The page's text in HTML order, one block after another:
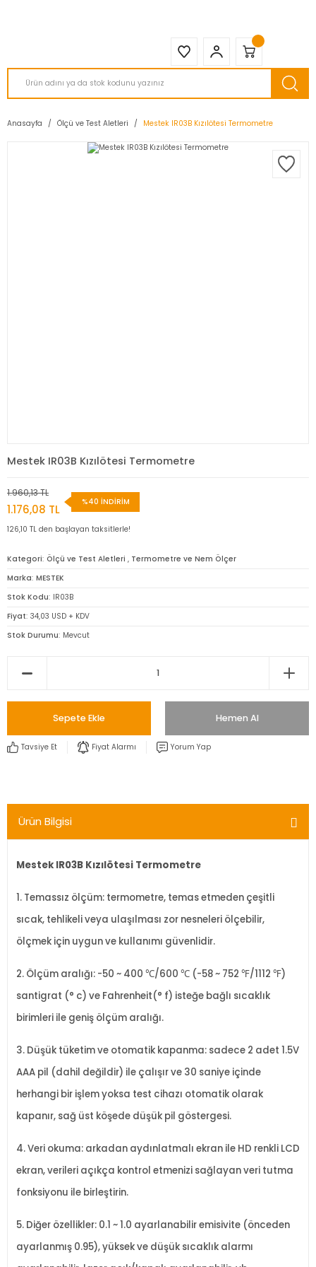
Anasayfa Ölçü ve Test Aletleri Mestek IR03B Kızılötesi Termometre
Mestek IR03B Kızılötesi Termometre
1.960,13 TL
1.176,08 TL
%40 İNDİRİM
126,10 TL den başlayan taksitlerle!
Kategori Ölçü ve Test Aletleri , Termometre ve Nem Ölçer
Marka MESTEK
Stok Kodu IR03B
Fiyat 34,03 USD + KDV
Stok Durumu Mevcut
Sepete Ekle Hemen Al
Tavsiye Et Fiyat Alarmı Yorum Yap
Ürün Bilgisi
Mestek IR03B Kızılötesi Termometre
1. Temassız ölçüm: termometre, temas etmeden çeşitli
sıcak, tehlikeli veya ulaşılması zor nesneleri ölçebilir,
ölçmek için uygun ve kullanımı güvenlidir.
2. Ölçüm aralığı: -50 ~ 400 ℃/600 ℃ (-58 ~ 752 ℉/1112 ℉)
santigrat (° c) ve Fahrenheit(° f) isteğe bağlı sıcaklık
birimleri ile geniş ölçüm aralığı.
3. Düşük tüketim ve otomatik kapanma: sadece 2 adet 1.5V
AAA pil (dahil değildir) ile çalışır ve 30 saniye içinde
herhangi bir işlem yoksa test cihazı otomatik olarak
kapanır, sağ üst köşede düşük pil göstergesi.
4. Veri okuma: arkadan aydınlatmalı ekran ile HD renkli LCD
ekran, verileri açıkça kontrol etmenizi sağlayan veri tutma
fonksiyonu ile birleştirin.
5. Diğer özellikler: 0.1 ~ 1.0 ayarlanabilir emisivite (önceden
ayarlanmış 0.95), yüksek ve düşük sıcaklık alarmı